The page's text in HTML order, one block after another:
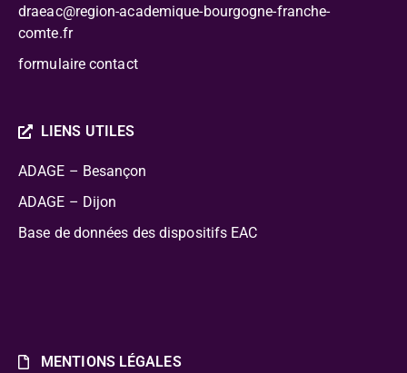
draeac@region-academique-bourgogne-franche-
comte.fr
formulaire contact
LIENS UTILES
ADAGE – Besançon
ADAGE – Dijon
Base de données des dispositifs EAC
MENTIONS LÉGALES